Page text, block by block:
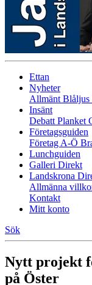
Ettan
Nyheter
Allmänt Blåljus
Insänt
Debatt Planket
Företagsguiden
Företag A-Ö
Lunchguiden
Galleri Direkt
Landskrona
Allmänna
Kontakt
Mitt konto
Sök
Nytt projekt
på Öster